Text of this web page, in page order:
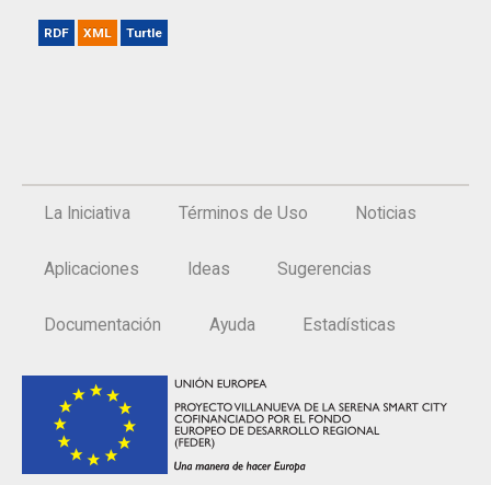
RDF XML Turtle
La Iniciativa Términos de Uso Noticias
Aplicaciones Ideas Sugerencias
Documentación Ayuda Estadísticas